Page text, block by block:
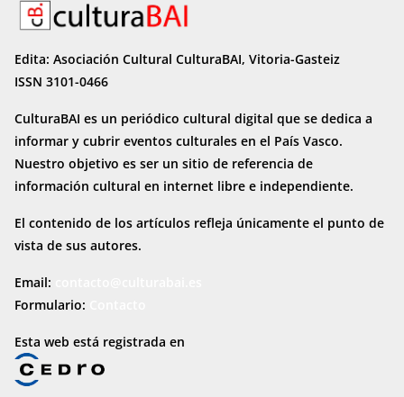
Edita: Asociación Cultural CulturaBAI, Vitoria-Gasteiz
ISSN 3101-0466
CulturaBAI es un periódico cultural digital que se dedica a
informar y cubrir eventos culturales en el País Vasco.
Nuestro objetivo es ser un sitio de referencia de
información cultural en internet libre e independiente.
El contenido de los artículos refleja únicamente el punto de
vista de sus autores.
Email:
Formulario:
Esta web está registrada en